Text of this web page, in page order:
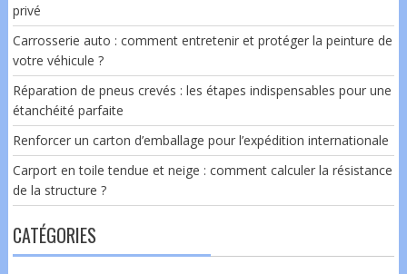
privé
Carrosserie auto : comment entretenir et protéger la peinture de
votre véhicule ?
Réparation de pneus crevés : les étapes indispensables pour une
étanchéité parfaite
Renforcer un carton d’emballage pour l’expédition internationale
Carport en toile tendue et neige : comment calculer la résistance
de la structure ?
CATÉGORIES